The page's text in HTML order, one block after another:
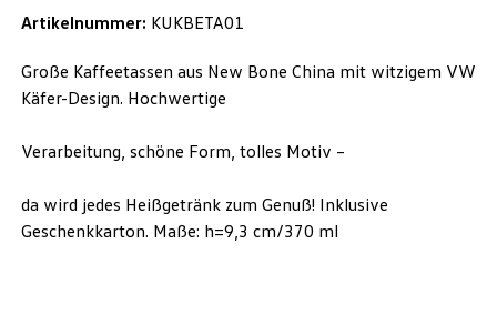
Artikelnummer: KUKBETA01
Große Kaffeetassen aus New Bone China mit witzigem VW
Käfer-Design. Hochwertige
Verarbeitung, schöne Form, tolles Motiv –
da wird jedes Heißgetränk zum Genuß! Inklusive
Geschenkkarton. Maße: h=9,3 cm/370 ml